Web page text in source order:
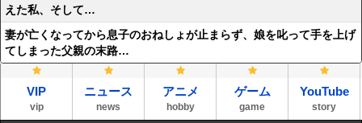
えた私、そして…
妻が亡くなってから息子のおねしょが止まらず、娘を叱って手を上げ
てしまった父親の末路…
VIP
vip
ニュース
news
アニメ
hobby
ゲーム
game
YouTube
story